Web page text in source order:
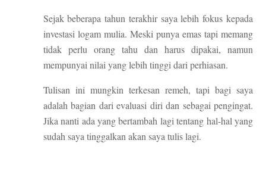
Sejak beberapa tahun terakhir saya lebih fokus kepada
investasi logam mulia. Meski punya emas tapi memang
tidak perlu orang tahu dan harus dipakai, namun
mempunyai nilai yang lebih tinggi dari perhiasan.
Tulisan ini mungkin terkesan remeh, tapi bagi saya
adalah bagian dari evaluasi diri dan sebagai pengingat.
Jika nanti ada yang bertambah lagi tentang hal-hal yang
sudah saya tinggalkan akan saya tulis lagi.